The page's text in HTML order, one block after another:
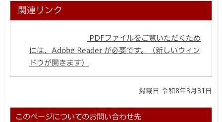
関連リンク
PDFファイルをご覧いただくため
には、Adobe Reader が必要です。（新しいウィン
ドウが開きます）
掲載日 令和8年3月31日
このページについてのお問い合わせ先